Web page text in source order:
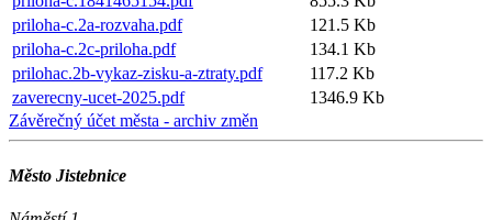
priloha-c.2a-rozvaha.pdf
121.5 Kb
priloha-c.2c-priloha.pdf
134.1 Kb
prilohac.2b-vykaz-zisku-a-ztraty.pdf
117.2 Kb
zaverecny-ucet-2025.pdf
1346.9 Kb
Závěrečný účet města - archiv změn
Město Jistebnice